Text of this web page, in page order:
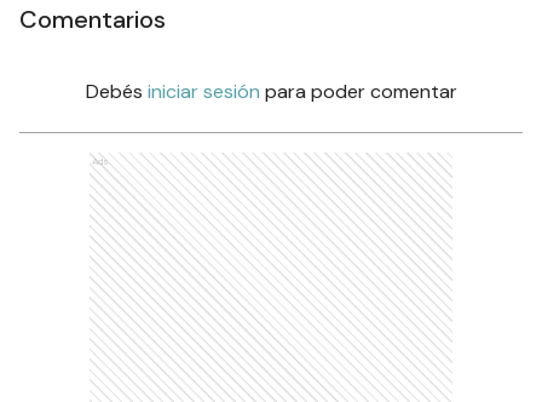
Comentarios
Debés iniciar sesión para poder comentar
Ads